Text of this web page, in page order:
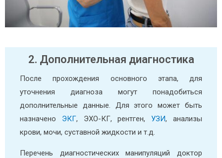
2. Дополнительная диагностика
После прохождения основного этапа, для
уточнения диагноза могут понадобиться
дополнительные данные. Для этого может быть
назначено ЭКГ, ЭХО-КГ, рентген,УЗИ, анализы
крови, мочи, суставной жидкости и т.д.
Перечень диагностических манипуляций доктор